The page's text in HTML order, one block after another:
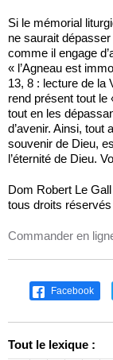
Si le mémorial
ne saurait
comme il engage
« l’Agneau est
13, 8 : lecture de la
rend présent tout le
tout en les
d’avenir. Ainsi, tout
souvenir de Dieu,
l’éternité de Dieu.
Dom Robert Le
tous droits réservés
Commander en
Facebook
Tout le lexique :